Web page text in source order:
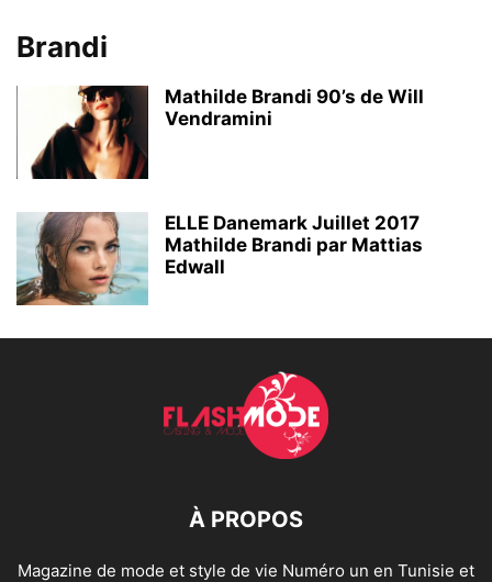
Brandi
Mathilde Brandi 90’s de Will
Vendramini
ELLE Danemark Juillet 2017
Mathilde Brandi par Mattias
Edwall
À PROPOS
Magazine de mode et style de vie Numéro un en Tunisie et